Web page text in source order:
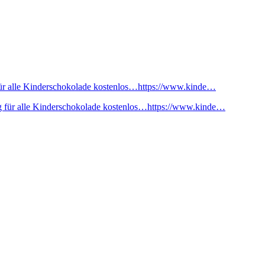
alle Kinderschokolade kostenlos…https://www.kinde…
für alle Kinderschokolade kostenlos…https://www.kinde…